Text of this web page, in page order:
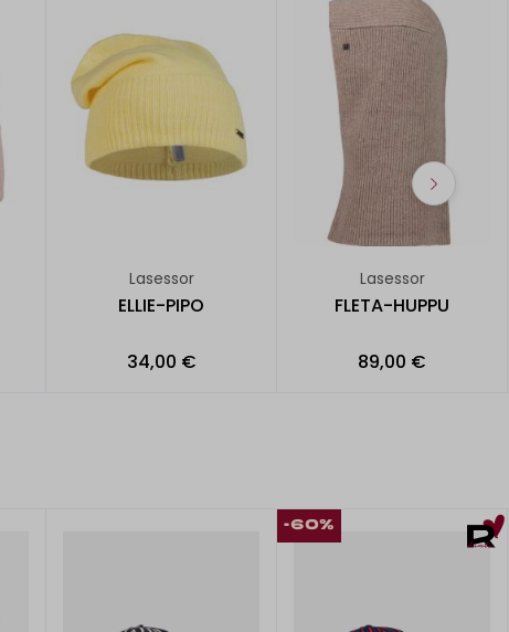
Lasessor
ELLIE-PIPO
34,00 €
Lasessor
FLETA-HUPPU
89,00 €
-60%